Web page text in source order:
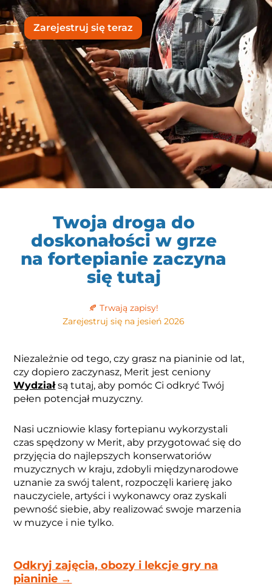
Zarejestruj się teraz
Twoja droga do
doskonałości w grze
na fortepianie zaczyna
się tutaj
🍂 Trwają zapisy!
Zarejestruj się na jesień 2026
Niezależnie od tego, czy grasz na pianinie od lat,
czy dopiero zaczynasz, Merit jest ceniony
Wydziałsą tutaj, aby pomóc Ci odkryć Twój
pełen potencjał muzyczny.
Nasi uczniowie klasy fortepianu wykorzystali
czas spędzony w Merit, aby przygotować się do
przyjęcia do najlepszych konserwatoriów
muzycznych w kraju, zdobyli międzynarodowe
uznanie za swój talent, rozpoczęli karierę jako
nauczyciele, artyści i wykonawcy oraz zyskali
pewność siebie, aby realizować swoje marzenia
w muzyce i nie tylko.
Odkryj zajęcia, obozy i lekcje gry na
pianinie →